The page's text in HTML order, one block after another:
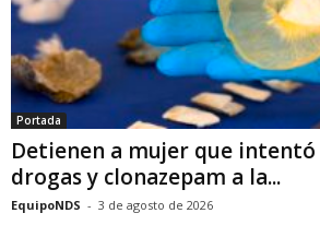
Portada
Detienen a mujer que
drogas y clonazepam a la...
EquipoNDS - 3 de agosto de 2026